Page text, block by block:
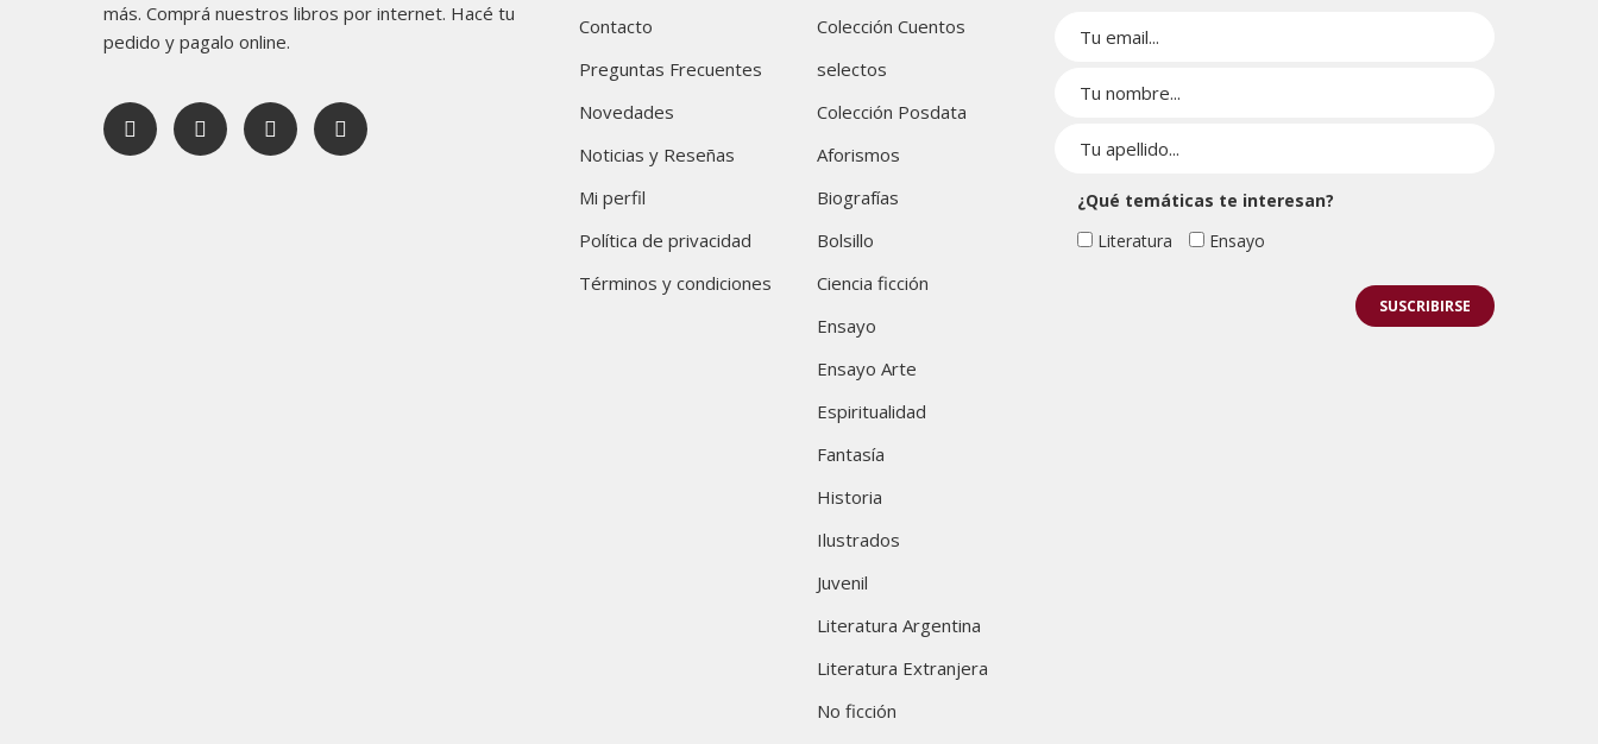
más. Comprá nuestros libros por internet. Hacé tu
pedido y pagalo online.
Contacto
Preguntas Frecuentes
Novedades
Noticias y Reseñas
Mi perfil
Política de privacidad
Términos y condiciones
Colección Cuentos
selectos
Colección Posdata
Aforismos
Biografías
Bolsillo
Ciencia ficción
Ensayo
Ensayo Arte
Espiritualidad
Fantasía
Historia
Ilustrados
Juvenil
Literatura Argentina
Literatura Extranjera
No ficción
¿Qué temáticas te interesan?
Literatura
Ensayo